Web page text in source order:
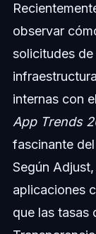
observar
solicitudes
internas con
App Trends
fascinante
Según
aplicaciones
que las tasas